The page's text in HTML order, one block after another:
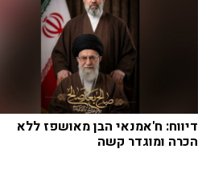
דיווח: ח'אמנאי הבן מאושפז ללא
הכרה ומוגדר קשה